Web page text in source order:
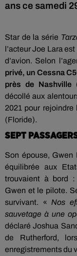
ans ce samedi
Star de la série
l’acteur Joe Lara
d’avion. Selon
privé, un Cessna
près de Nashville
décollé aux
2021 pour rejoindre
(Floride).
SEPT
Son épouse, Gwen
équilibrée aux
trouvaient à bord :
Gwen et le pilote.
survivant. « Nos
sauvetage à une
déclaré Joshua
de Rutherford,
enregistrements du